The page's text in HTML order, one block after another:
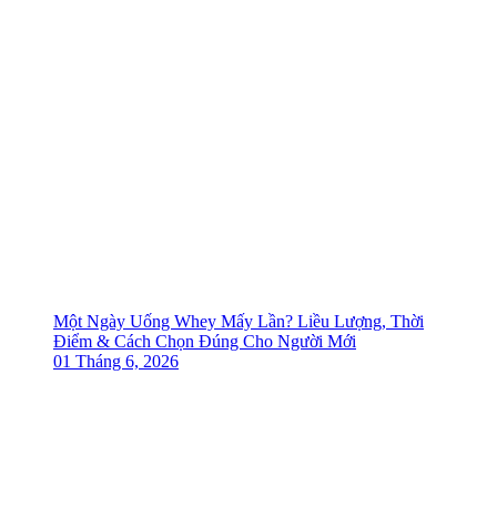
Một Ngày Uống Whey Mấy Lần? Liều Lượng, Thời
Điểm & Cách Chọn Đúng Cho Người Mới
01 Tháng 6, 2026